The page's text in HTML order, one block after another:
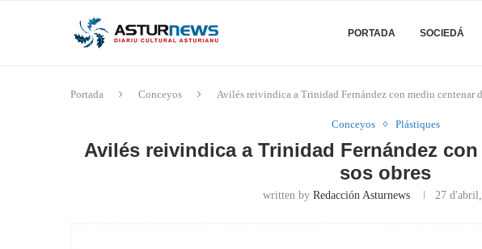
PORTADA SOCIEDÁ
Portada Conceyos Avilés reivindica a Trinidad Fernández con mediu centenar
Conceyos Plástiques
Avilés reivindica a Trinidad Fernández
sos obres
written byRedacción Asturnews 27